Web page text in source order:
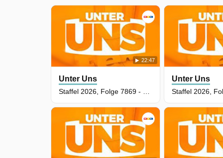
22:47
Unter Uns Unter Uns